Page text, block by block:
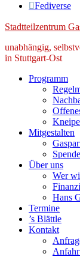
Fediverse
Stadtteilzentrum
unabhängig,
in Stuttgart-Ost
Programm
Kneipe
Mitgestalten
Über uns
Wer
Hans
Termine
’s Blättle
Kontakt